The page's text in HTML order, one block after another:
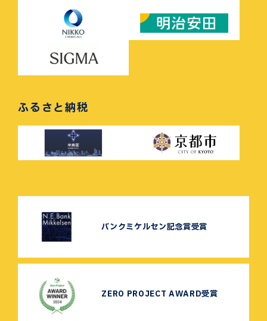
ふるさと納税
バンクミケルセン記念賞受賞
ZERO PROJECT AWARD受賞